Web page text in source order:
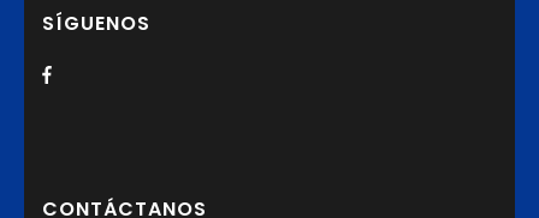
SÍGUENOS
CONTÁCTANOS